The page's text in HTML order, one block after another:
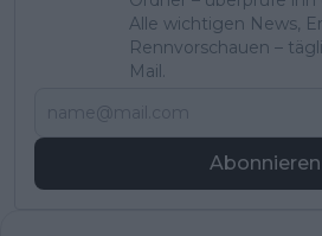
Alle wichtigen News,
Rennvorschauen –
Mail.
Abonnieren